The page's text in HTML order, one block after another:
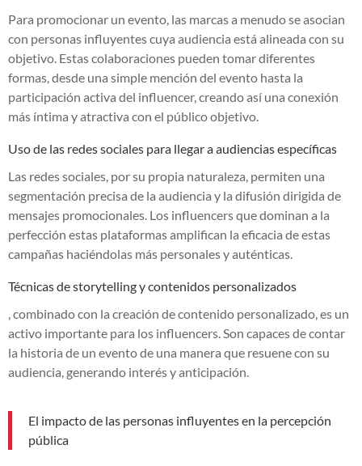
Para promocionar un evento, las marcas a menudo se asocian
con personas influyentes cuya audiencia está alineada con su
objetivo. Estas colaboraciones pueden tomar diferentes
formas, desde una simple mención del evento hasta la
participación activa del influencer, creando así una conexión
más íntima y atractiva con el público objetivo.
Uso de las redes sociales para llegar a audiencias específicas
Las redes sociales, por su propia naturaleza, permiten una
segmentación precisa de la audiencia y la difusión dirigida de
mensajes promocionales. Los influencers que dominan a la
perfección estas plataformas amplifican la eficacia de estas
campañas haciéndolas más personales y auténticas.
Técnicas de storytelling y contenidos personalizados
, combinado con la creación de contenido personalizado, es un
activo importante para los influencers. Son capaces de contar
la historia de un evento de una manera que resuene con su
audiencia, generando interés y anticipación.
El impacto de las personas influyentes en la percepción
pública